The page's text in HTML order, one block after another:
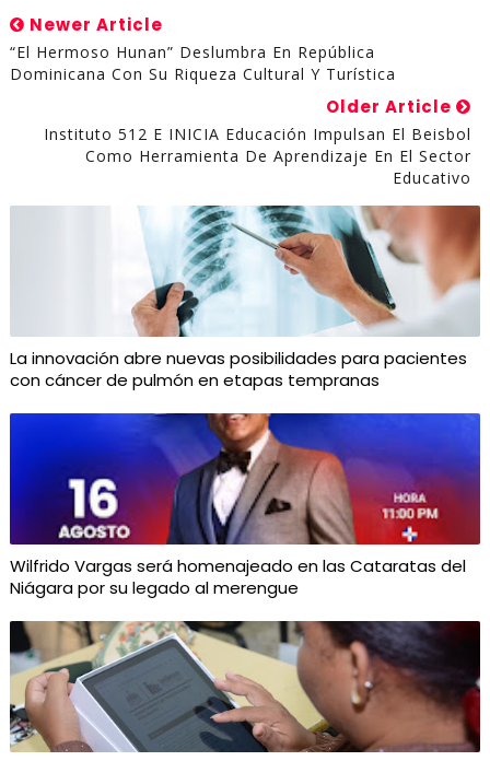
Newer Article
“El Hermoso Hunan” Deslumbra En República
Dominicana Con Su Riqueza Cultural Y Turística
Older Article
Instituto 512 E INICIA Educación Impulsan El Beisbol
Como Herramienta De Aprendizaje En El Sector
Educativo
La innovación abre nuevas posibilidades para pacientes
con cáncer de pulmón en etapas tempranas
Wilfrido Vargas será homenajeado en las Cataratas del
Niágara por su legado al merengue